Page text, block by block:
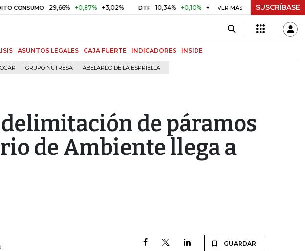
29,66% +0,87% +3,02% DTF 10,34% +0,10% +0,98% UVR $ 416,91 +$ 0,05
VER MÁS SUSCRÍBASE
ASUNTOS LEGALES CAJA FUERTE INDICADORES INSIDE
GRUPO NUTRESA ABELARDO DE LA ESPRIELLA
delimitación de páramos
de Ambiente llega a
GUARDAR